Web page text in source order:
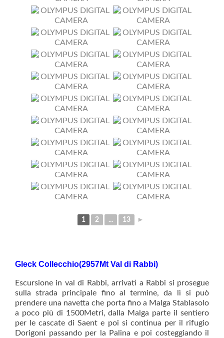
1 2 ... 13 ►
Gleck Collecchio(2957Mt Val di Rabbi)
Escursione in val di Rabbi, arrivati a Rabbi si prosegue
sulla strada principale fino al termine, da lì si può
prendere una navetta che porta fino a Malga Stablasolo
a poco più di 1500Metri, dalla Malga parte il sentiero
per le cascate di Saent e poi si continua per il rifugio
Dorigoni passando per la Palina e poi costeggiando il